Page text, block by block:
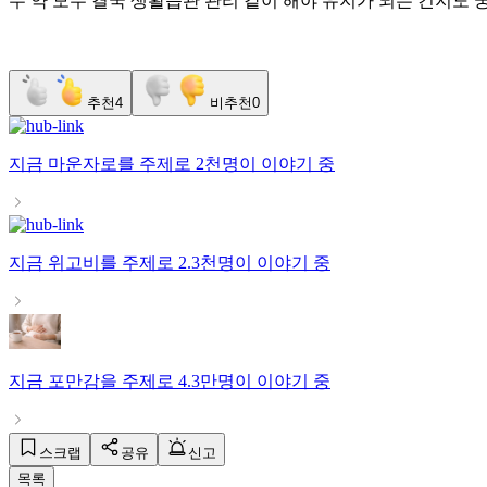
추천4 비추천0
지금 마운자로를 주제로 2천명이 이야기 중
지금 위고비 를 주제로 2.3천명이 이야기 중
지금 포만감을 주제로 4.3만명이 이야기 중
스크랩 공유
신고
목록